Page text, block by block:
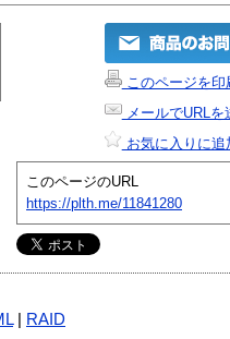
このページを印
メールでURLを
お気に入りに追
このページのURL
https://plth.me/11841280
| RAID